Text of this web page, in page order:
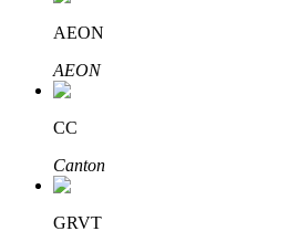
Đối tác Bitrue
AEON
AEON
CC
Canton
GRVT